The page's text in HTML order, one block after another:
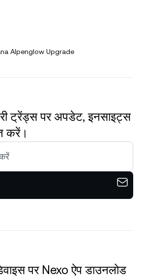
Alpenglow Upgrade
ट्रेंड्स पर अपडेट, इनसाइट्स
करें।
पर Nexo ऐप डाउनलोड